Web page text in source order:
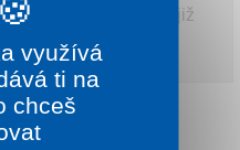
S ALL INCLUSIVE” již
našeplatné nabídky
využívá
ti na
chceš